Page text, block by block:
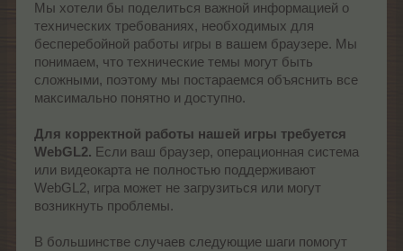
Мы хотели бы поделиться важной информацией о
технических требованиях, необходимых для
бесперебойной работы игры в вашем браузере. Мы
понимаем, что технические темы могут быть
сложными, поэтому мы постараемся объяснить все
максимально понятно и доступно.
Для корректной работы нашей игры требуется
WebGL2. Если ваш браузер, операционная система
или видеокарта не полностью поддерживают
WebGL2, игра может не загрузиться или могут
возникнуть проблемы.
В большинстве случаев следующие шаги помогут